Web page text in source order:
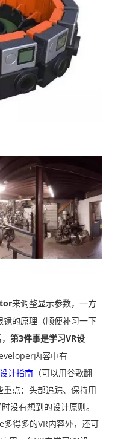
来调整显示参数，一方
镜的原理（顺便补习一下
，第3件事是学习VR设
内容中有
设计指南 （可以用谷歌翻
点：头部追踪、保持用
没有想到的设计原则。
得多的VR内容外，还可